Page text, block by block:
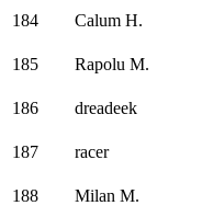
184 Calum H.
185 Rapolu M.
186
dreadeek
187
racer
188
Milan M.